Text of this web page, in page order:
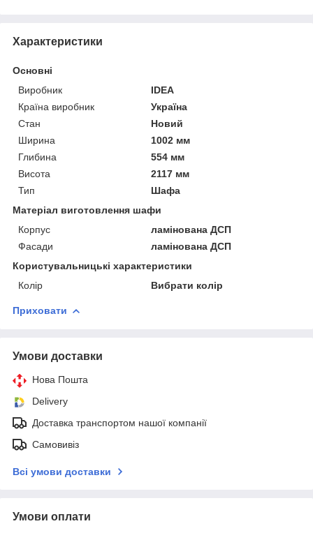
Характеристики
Основні
Виробник
IDEA
Країна виробник
Україна
Стан
Новий
Ширина
1002 мм
Глибина
554 мм
Висота
2117 мм
Тип
Шафа
Матеріал виготовлення шафи
Корпус
ламінована ДСП
Фасади
ламінована ДСП
Користувальницькі характеристики
Колір
Вибрати колір
Приховати
Умови доставки
Нова Пошта
Delivery
Доставка транспортом нашої компанії
Самовивіз
Всі умови доставки
Умови оплати